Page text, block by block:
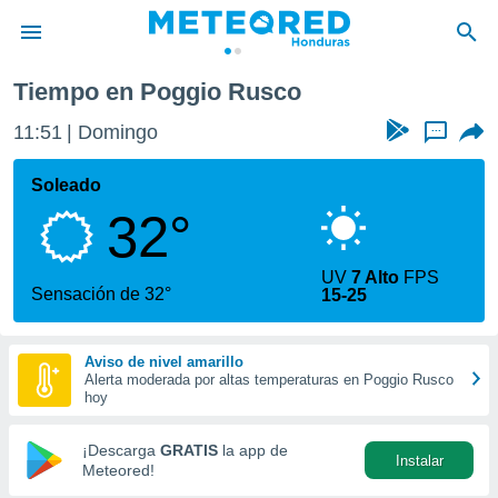
de
ha sido
calidad.
a este
las
y
forma
digital
basada
Tiempo en Poggio Rusco
11:51 Domingo ...
Soleado
32°
Sensación de 32°
UV7 Alto FPS
15-25
Aviso de nivel amarillo
Alerta moderada por altas temperaturas en Poggio Rusco
hoy
¡Descarga GRATIS la app de
Meteored!
Instalar